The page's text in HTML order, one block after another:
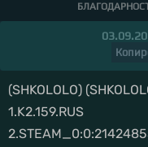
(SHKOLOLO)
1.K2.159.RUS